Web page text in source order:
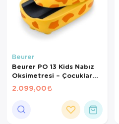
Beurer
Beurer PO 13 Kids Nabız
Oksimetresi – Çocuklar
İçin SpO2 & Nabız Ölçer
Parmak Tipi
2.099,00